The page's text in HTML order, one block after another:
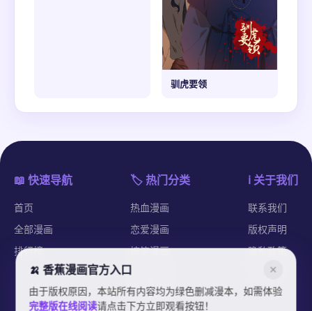
驯虎要领
📖 快速导航
首页
全部漫画
排行榜
🏷️ 热门分类
热血漫画
恋爱漫画
搞笑漫画
都市漫画
纯爱漫画
ℹ️ 关于我们
联系我们
版权声明
隐私政策
用户协议
🍌 香蕉漫画官方入口 ✕
由于版权原因，本站所有内容均为绿色删减漫本，如需体验
完整版在线阅读请点击下方立即观看按钮！